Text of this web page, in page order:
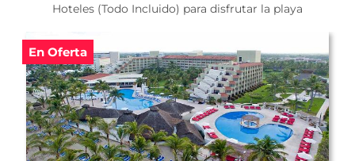
Hoteles (Todo Incluido) para disfrutar la playa
En Oferta